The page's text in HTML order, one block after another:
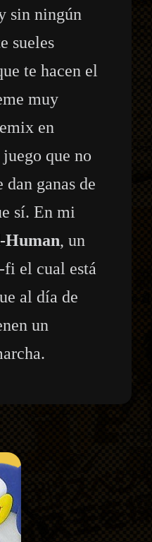
sin ningún
sueles
te hacen el
muy
en
que no
dan ganas de
sí. En mi
Human, un
el cual está
al día de
un